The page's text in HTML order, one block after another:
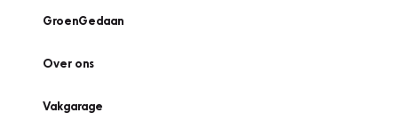
GroenGedaan
Over ons
Vakgarage